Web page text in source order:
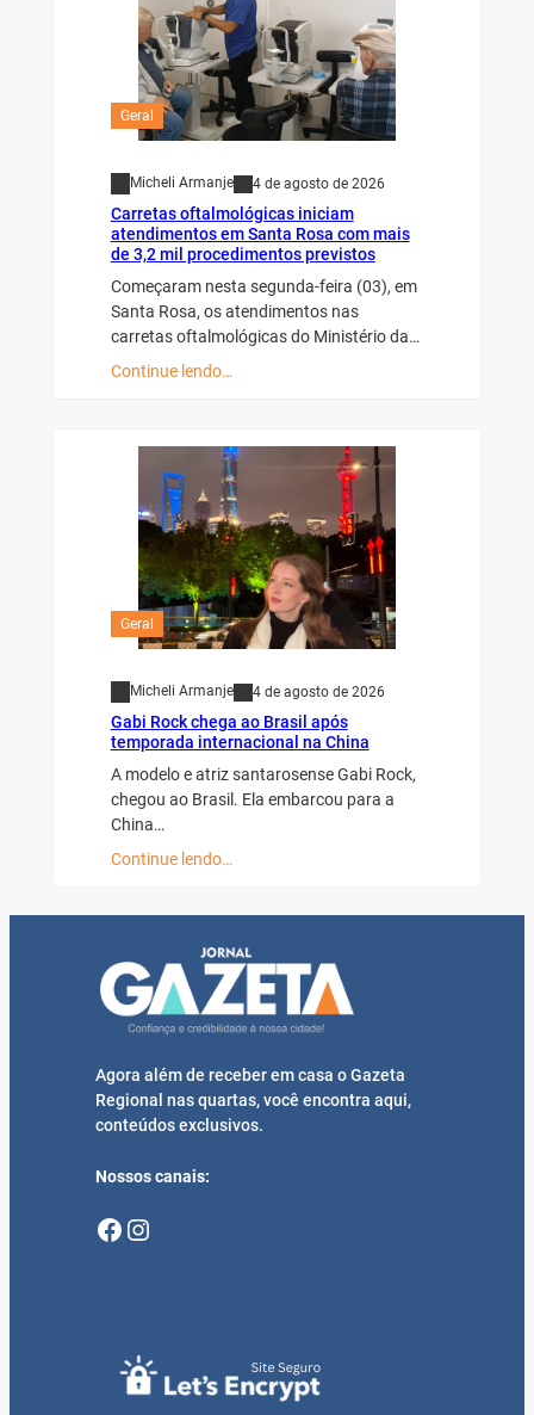
Geral
Micheli Armanje 4 de agosto de 2026
Carretas oftalmológicas iniciam
atendimentos em Santa Rosa com mais
de 3,2 mil procedimentos previstos
Começaram nesta segunda-feira (03), em
Santa Rosa, os atendimentos nas
carretas oftalmológicas do Ministério da…
Continue lendo…
Geral
Micheli Armanje 4 de agosto de 2026
Gabi Rock chega ao Brasil após
temporada internacional na China
A modelo e atriz santarosense Gabi Rock,
chegou ao Brasil. Ela embarcou para a
China…
Continue lendo…
Agora além de receber em casa o Gazeta
Regional nas quartas, você encontra aqui,
conteúdos exclusivos.
Nossos canais:
Facebook Instagram